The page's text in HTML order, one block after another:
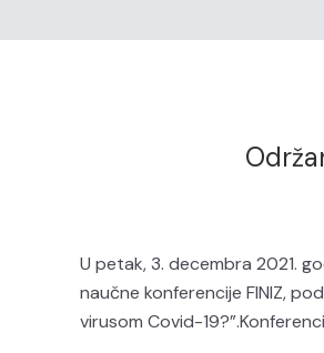
U petak, 3. decembra 2021.
naučne konferencije FINIZ,
virusom Covid-